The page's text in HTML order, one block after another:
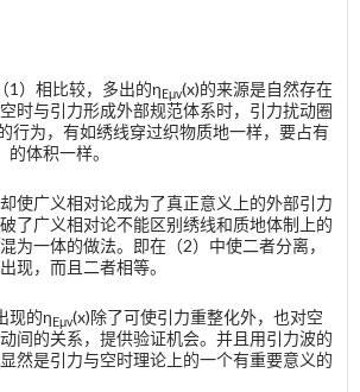
1）相比较，多出的ηEμv(x)的来源是自然存在
时与引力形成外部规范体系时，引力扰动圈
行为，有如绣线穿过织物质地一样，要占有
体积一样。
使广义相对论成为了真正意义上的外部引力
了广义相对论不能区别绣线和质地体制上的
为一体的做法。即在（2）中使二者分离，
现，而且二者相等。
现的ηEμv(x)除了可使引力重整化外，也对空
间的关系，提供验证机会。并且用引力波的
然是引力与空时理论上的一个有重要意义的